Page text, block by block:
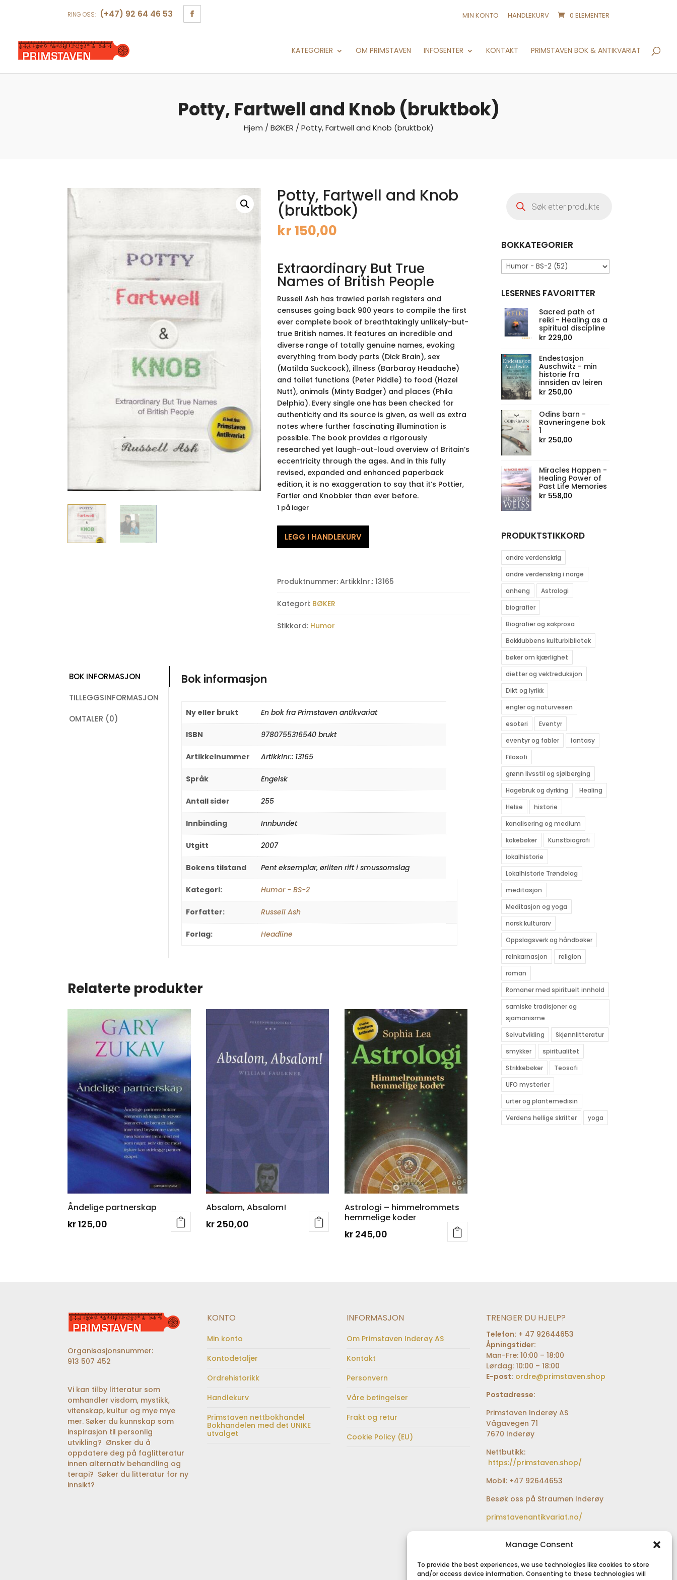
Manage Consent
To provide the best experiences, we use technologies like cookies to store
and/or access device information. Consenting to these technologies will
RING OSS: (+47) 92 64 46 53 MIN KONTO HANDLEKURV 0 ELEMENTER
KATEGORIER OM PRIMSTAVEN INFOSENTER KONTAKT PRIMSTAVEN BOK & ANTIKVARIAT
Potty, Fartwell and Knob (bruktbok)
Hjem /BØKER / Potty, Fartwell and Knob (bruktbok)
Potty, Fartwell and Knob
(bruktbok)
kr150,00
Extraordinary But True
Names of British People
Russell Ash has trawled parish registers and
censuses going back 900 years to compile the first
ever complete book of breathtakingly unlikely-but-
true British names. It features an incredible and
diverse range of totally genuine names, evoking
everything from body parts (Dick Brain), sex
(Matilda Suckcock), illness (Barbaray Headache)
and toilet functions (Peter Piddle) to food (Hazel
Nutt), animals (Minty Badger) and places (Phila
Delphia). Every single one has been checked for
authenticity and its source is given, as well as extra
notes where further fascinating illumination is
possible. The book provides a rigorously
researched yet laugh-out-loud overview of Britain’s
eccentricity through the ages. And in this fully
revised, expanded and enhanced paperback
edition, it is no exaggeration to say that it’s Pottier,
Fartier and Knobbier than ever before.
1 på lager
Fartwell
(bruktbok)
LEGG I HANDLEKURV
Produktnummer: Artikklnr.: 13165
Kategori: BØKER
Stikkord: Humor
BOK INFORMASJON
TILLEGGSINFORMASJON
OMTALER (0)
Bok informasjon
Ny eller brukt En bok fra Primstaven antikvariat
ISBN 9780755316540 brukt
Artikkelnummer Artikklnr.: 13165
Språk Engelsk
Antall sider 255
Innbinding Innbundet
Utgitt 2007
Bokens tilstand Pent eksemplar, ørliten rift i smussomslag
Kategori: Humor - BS-2
Forfatter: Russell Ash
Forlag: Headline
Relaterte produkter
Åndelige partnerskap
kr125,00
Absalom, Absalom!
kr 250,00
Astrologi – himmelrommets
hemmelige koder
kr245,00
search
BOKKATEGORIER
LESERNES FAVORITTER
Sacred path of
reiki - Healing as a
spiritual discipline
kr 229,00
Endestasjon
Auschwitz - min
historie fra
innsiden av leiren
kr 250,00
Odins barn -
Ravneringene bok
1
kr 250,00
Miracles Happen -
Healing Power of
Past Life Memories
kr 558,00
PRODUKTSTIKKORD
andre verdenskrig
andre verdenskrig i norge
anheng
Astrologi
biografier
Biografier og sakprosa
Bokklubbens kulturbibliotek
bøker om kjærlighet
dietter og vektreduksjon
Dikt og lyrikk
engler og naturvesen
esoteri
Eventyr
eventyr og fabler
fantasy
Filosofi
grønn livsstil og sjølberging
Hagebruk og dyrking
Healing
Helse
historie
kanalisering og medium
kokebøker
Kunstbiografi
lokalhistorie
Lokalhistorie Trøndelag
meditasjon
Meditasjon og yoga
norsk kulturarv
Oppslagsverk og håndbøker
reinkarnasjon
religion
roman
Romaner med spirituelt innhold
samiske tradisjoner og
sjamanisme
Selvutvikling
Skjønnlitteratur
smykker
spiritualitet
Strikkebøker
Teosofi
UFO mysterier
urter og plantemedisin
Verdens hellige skrifter
yoga
Organisasjonsnummer:
913 507 452
Vi kan tilby litteratur som
omhandler visdom, mystikk,
vitenskap, kultur og mye mye
mer. Søker du kunnskap som
inspirasjon til personlig
utvikling? Ønsker du å
oppdatere deg på faglitteratur
innen alternativ behandling og
terapi? Søker du litteratur for ny
innsikt?
KONTO
Min konto
Kontodetaljer
Ordrehistorikk
Handlekurv
Primstaven nettbokhandel
Bokhandelen med det UNIKE
utvalget
INFORMASJON
Om Primstaven Inderøy AS
Kontakt
Personvern
Våre betingelser
Frakt og retur
Cookie Policy (EU)
TRENGER DU HJELP?
Telefon: + 47 92644653
Åpningstider:
Man-Fre: 10:00 – 18:00
Lørdag: 10:00 – 18:00
E-post: ordre@primstaven.shop
Postadresse:
Primstaven Inderøy AS
Vågavegen 71
7670 Inderøy
Nettbutikk:
https://primstaven.shop/
Mobil: +47 92644653
Besøk oss på Straumen Inderøy
primstavenantikvariat.no/
bak Coop extra og Shell